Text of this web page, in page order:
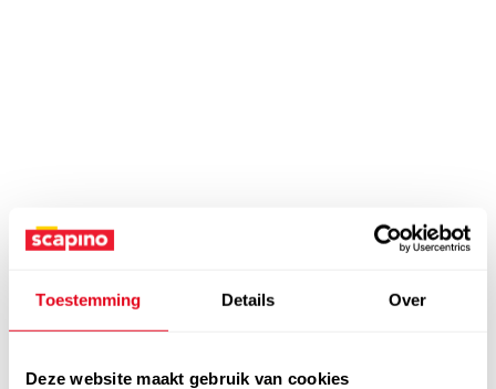
Toestemming Details Over
Deze website maakt gebruik van cookies